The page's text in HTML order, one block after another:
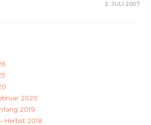
2. JULI 2007
2020
2019
Herbst 2018